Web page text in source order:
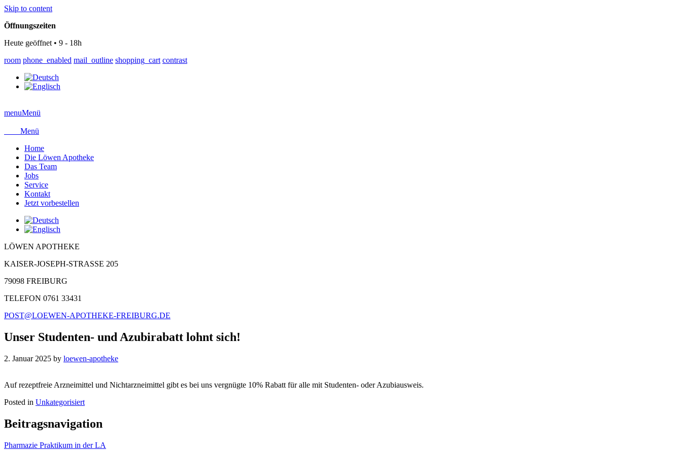
Skip to content
Öffnungszeiten
Heute geöffnet • 9 - 18h
room phone_enabled mail_outline shopping_cart contrast
menuMenü
Menü
Home
Die Löwen Apotheke
Das Team
Jobs
Service
Kontakt
Jetzt vorbestellen
LÖWEN APOTHEKE
KAISER-JOSEPH-STRASSE 205
79098 FREIBURG
TELEFON 0761 33431
POST@LOEWEN-APOTHEKE-FREIBURG.DE
Unser Studenten- und Azubirabatt lohnt sich!
2. Januar 2025 by loewen-apotheke
Auf rezeptfreie Arzneimittel und Nichtarzneimittel gibt es bei uns vergnügte 10% Rabatt für alle mit Studenten- oder Azubiausweis.
Posted in Unkategorisiert
Beitragsnavigation
Pharmazie Praktikum in der LA